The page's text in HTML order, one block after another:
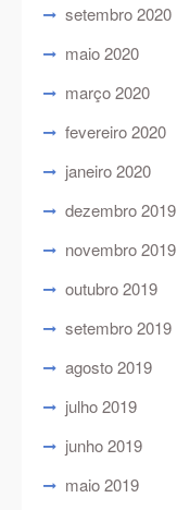
setembro 2020
maio 2020
março 2020
fevereiro 2020
janeiro 2020
dezembro 2019
novembro 2019
outubro 2019
setembro 2019
agosto 2019
julho 2019
junho 2019
maio 2019